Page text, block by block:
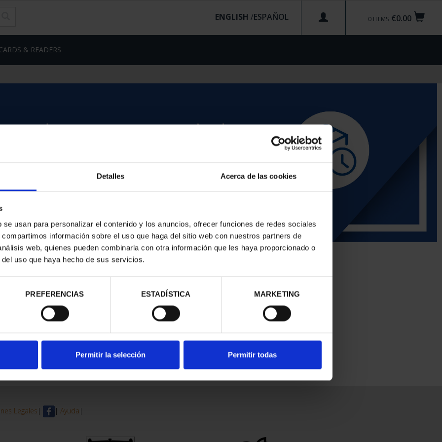
Detalles Acerca de las cookies
usan para personalizar el contenido y los anuncios, ofrecer funciones de redes sociales
información sobre el uso que haga del sitio web con nuestros partners de
web, quienes pueden combinarla con otra información que les haya proporcionado o
uso que haya hecho de sus servicios.
PREFERENCIAS ESTADÍSTICA MARKETING
Permitir la selección Permitir todas
€0.00
0 ITEMS
ENGLISH /
& READERS
Legales | | Ayuda |